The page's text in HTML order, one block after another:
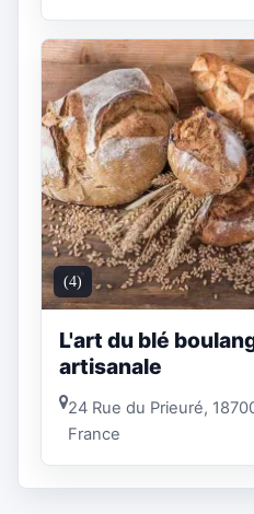
(4)
L'art du blé
artisanale
24 Rue du Prieuré,
France